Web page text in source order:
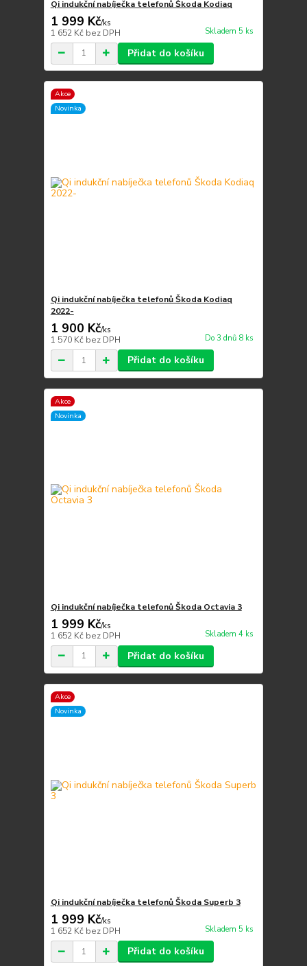
Qi indukční nabíječka telefonů Škoda Kodiaq
1 999 Kč/ks
1 652 Kč bez DPH Skladem 5 ks
Přidat do košíku
Akce
Novinka
Qi indukční nabíječka telefonů Škoda Kodiaq
2022-
1 900 Kč/ks
1 570 Kč bez DPH Do 3 dnů 8 ks
Přidat do košíku
Akce
Novinka
Qi indukční nabíječka telefonů Škoda Octavia 3
1 999 Kč/ks
1 652 Kč bez DPH Skladem 4 ks
Přidat do košíku
Akce
Novinka
Qi indukční nabíječka telefonů Škoda Superb 3
1 999 Kč/ks
1 652 Kč bez DPH Skladem 5 ks
Přidat do košíku